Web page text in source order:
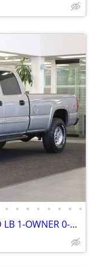
• • • • • • • •
2003 CHEVROLET SILVERADO 2500HD LB 1-OWNER 0-RUST 8.1L 2004 2005 2006